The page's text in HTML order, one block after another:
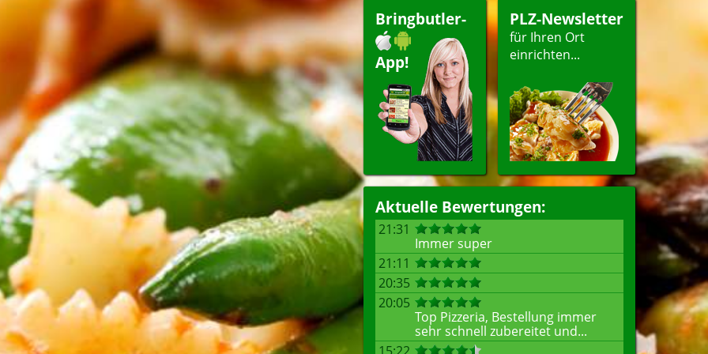
Bringbutler-
App!
PLZ-Newsletter
für Ihren Ort
einrichten...
Aktuelle Bewertungen:
21:31
Immer super
21:11
20:35
20:05
Top Pizzeria, Bestellung immer
sehr schnell zubereitet und...